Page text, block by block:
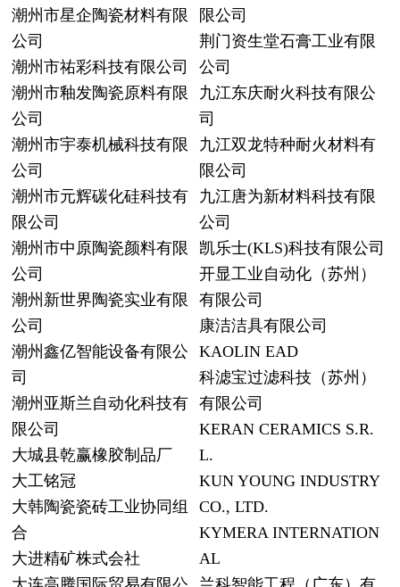
潮州市星企陶瓷材料有限
公司
潮州市祐彩科技有限公司
潮州市釉发陶瓷原料有限
公司
潮州市宇泰机械科技有限
公司
潮州市元辉碳化硅科技有
限公司
潮州市中原陶瓷颜料有限
公司
潮州新世界陶瓷实业有限
公司
潮州鑫亿智能设备有限公
司
潮州亚斯兰自动化科技有
限公司
大城县乾赢橡胶制品厂
大工铭冠
大韩陶瓷瓷砖工业协同组
合
大进精矿株式会社
限公司
荆门资生堂石膏工业有限
公司
九江东庆耐火科技有限公
司
九江双龙特种耐火材料有
限公司
九江唐为新材料科技有限
公司
凯乐士(KLS)科技有限公司
开显工业自动化（苏州）
有限公司
康洁洁具有限公司
KAOLIN EAD
科滤宝过滤科技（苏州）
有限公司
KERAN CERAMICS S.R.
L.
KUN YOUNG INDUSTRY
CO., LTD.
KYMERA INTERNATION
AL